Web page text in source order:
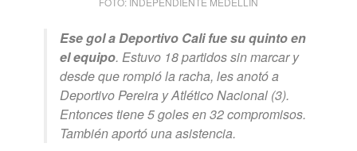
Ese gol a Deportivo Cali fue su quinto en
el equipo. Estuvo 18 partidos sin marcar y
desde que rompió la racha, les anotó a
Deportivo Pereira y Atlético Nacional (3).
Entonces tiene 5 goles en 32 compromisos.
También aportó una asistencia.